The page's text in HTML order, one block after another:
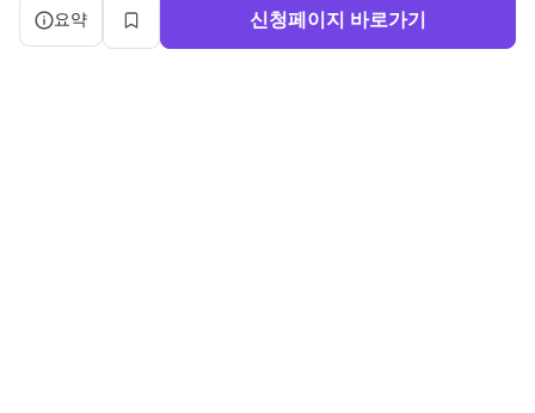
요약
북마크 신청페이지 바로가기